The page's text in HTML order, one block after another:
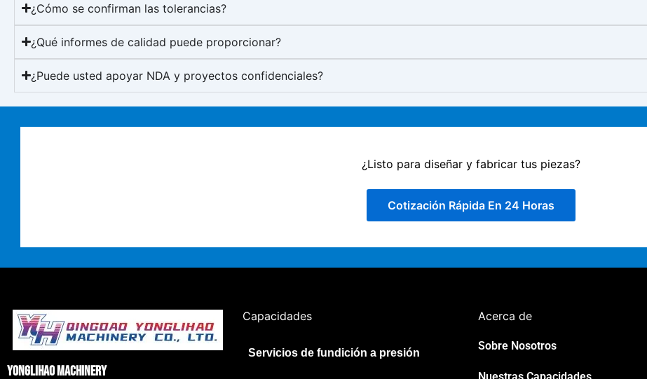
¿Cómo se confirman las tolerancias?
¿Qué informes de calidad puede proporcionar?
¿Puede usted apoyar NDA y proyectos confidenciales?
¿Listo para diseñar y fabricar tus piezas?
Cotización Rápida En 24 Horas
Yonglihao Machinery
Capacidades
Servicios de fundición a presión
Acerca de
Sobre Nosotros